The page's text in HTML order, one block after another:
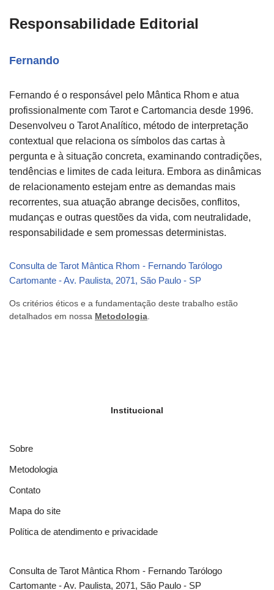
Responsabilidade Editorial
Fernando
Fernando é o responsável pelo Mântica Rhom e atua
profissionalmente com Tarot e Cartomancia desde 1996.
Desenvolveu o Tarot Analítico, método de interpretação
contextual que relaciona os símbolos das cartas à
pergunta e à situação concreta, examinando contradições,
tendências e limites de cada leitura. Embora as dinâmicas
de relacionamento estejam entre as demandas mais
recorrentes, sua atuação abrange decisões, conflitos,
mudanças e outras questões da vida, com neutralidade,
responsabilidade e sem promessas deterministas.
Consulta de Tarot Mântica Rhom - Fernando Tarólogo
Cartomante - Av. Paulista, 2071, São Paulo - SP
Os critérios éticos e a fundamentação deste trabalho estão
detalhados em nossa Metodologia
Institucional
Sobre
Metodologia
Contato
Mapa do site
Política de atendimento e privacidade
Consulta de Tarot Mântica Rhom - Fernando Tarólogo
Cartomante - Av. Paulista, 2071, São Paulo - SP